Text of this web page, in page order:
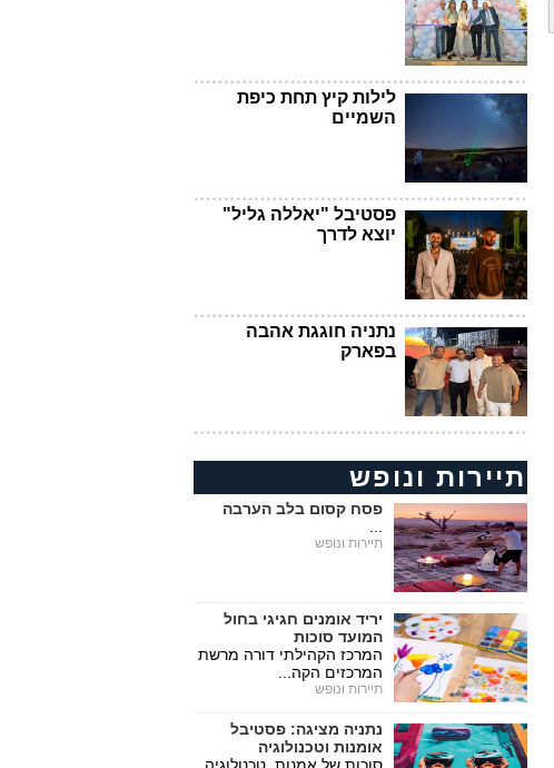
לילות קיץ תחת כיפת
השמיים
פסטיבל "יאללה גליל"
יוצא לדרך
נתניה חוגגת אהבה
בפארק
תיירות ונופש
פסח קסום בלב הערבה
תיירות ונופש
יריד אומנים חגיגי בחול
המועד סוכות
המרכז הקהילתי דורה מרשת
המרכזים הקה...
תיירות ונופש
נתניה מציגה: פסטיבל
אומנות וטכנולוגיה